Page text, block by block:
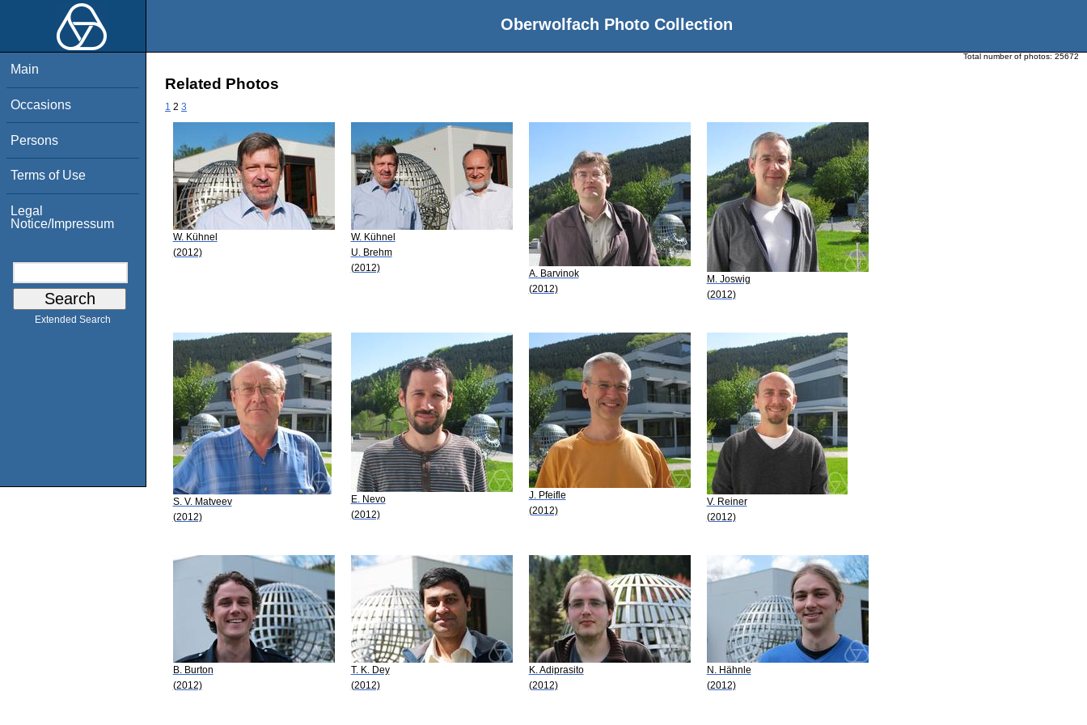
Oberwolfach Photo Collection
Main
Occasions
Persons
Terms of Use
Legal
Notice/Impressum
Extended Search
Total number of photos: 25672
Related Photos
1 2 3
W. Kühnel
(2012)
W. Kühnel
U. Brehm
(2012)
A. Barvinok
(2012)
M. Joswig
(2012)
S. V. Matveev
(2012)
E. Nevo
(2012)
J. Pfeifle
(2012)
V. Reiner
(2012)
B. Burton
(2012)
T. K. Dey
(2012)
K. Adiprasito
(2012)
N. Hähnle
(2012)